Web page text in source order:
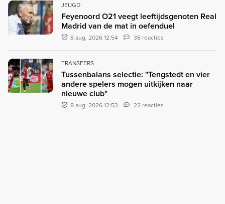
JEUGD
Feyenoord O21 veegt leeftijdsgenoten Real
Madrid van de mat in oefenduel
8 aug. 2026 12:54 38 reacties
TRANSFERS
Tussenbalans selectie: "Tengstedt en vier
andere spelers mogen uitkijken naar
nieuwe club"
8 aug. 2026 12:53 22 reacties